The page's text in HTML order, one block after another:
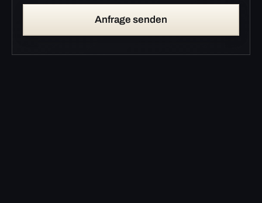
Anfrage senden